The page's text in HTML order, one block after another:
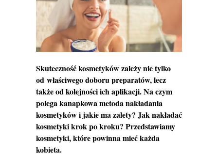
Skuteczność kosmetyków zależy nie tylko
od właściwego doboru preparatów, lecz
także od kolejności ich aplikacji. Na czym
polega kanapkowa metoda nakładania
kosmetyków i jakie ma zalety? Jak nakładać
kosmetyki krok po kroku? Przedstawiamy
kosmetyki, które powinna mieć każda
kobieta.